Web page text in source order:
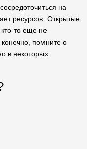
на
ресурсов. Открытые
то еще не
помните о
в некоторых